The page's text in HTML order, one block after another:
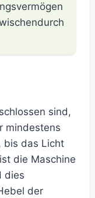
sind,
mindestens
bis das Licht
die Maschine
dies
der